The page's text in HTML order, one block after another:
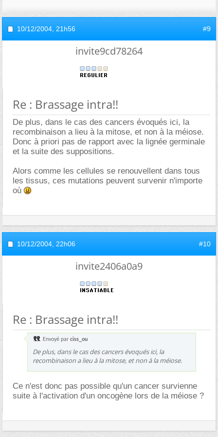
10/12/2004, 21h56 #9
invite9cd78264
Re : Brassage intra!!
De plus, dans le cas des cancers évoqués ici, la
recombinaison a lieu à la mitose, et non à la méiose.
Donc à priori pas de rapport avec la lignée germinale
et la suite des suppositions.
Alors comme les cellules se renouvellent dans tous
les tissus, ces mutations peuvent survenir n'importe
où
10/12/2004, 22h06 #10
invite2406a0a9
Re : Brassage intra!!
Envoyé par ciss_ou
De plus, dans le cas des cancers évoqués ici, la
recombinaison a lieu à la mitose, et non à la méiose.
Ce n'est donc pas possible qu'un cancer survienne
suite à l'activation d'un oncogène lors de la méiose ?